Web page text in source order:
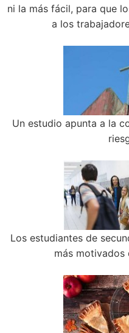
ni la más fácil, para que
a los
Un estudio apunta a la
Los estudiantes de
más motivados